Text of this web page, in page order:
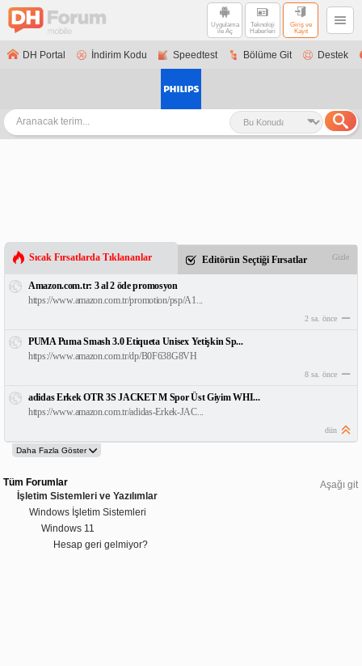
Uygulama
ile Aç
Teknoloji
Haberleri
Giriş ve
Kayıt
DH Portal İndirim Kodu Speedtest Bölüme Git Destek
Sıcak Fırsatlarda Tıklananlar Editörün Seçtiği Fırsatlar Gizle
Amazon.com.tr: 3 al 2 öde promosyon
https://www.amazon.com.tr/promotion/psp/A1...
2 sa. önce
PUMA Puma Smash 3.0 Etiqueta Unisex Yetişkin Sp...
https://www.amazon.com.tr/dp/B0F638G8VH
8 sa. önce
adidas Erkek OTR 3S JACKET M Spor Üst Giyim WHI...
https://www.amazon.com.tr/adidas-Erkek-JAC...
dün
Aşağı git
Tüm Forumlar
İşletim Sistemleri ve Yazılımlar
Windows İşletim Sistemleri
Windows 11
Hesap geri gelmiyor?